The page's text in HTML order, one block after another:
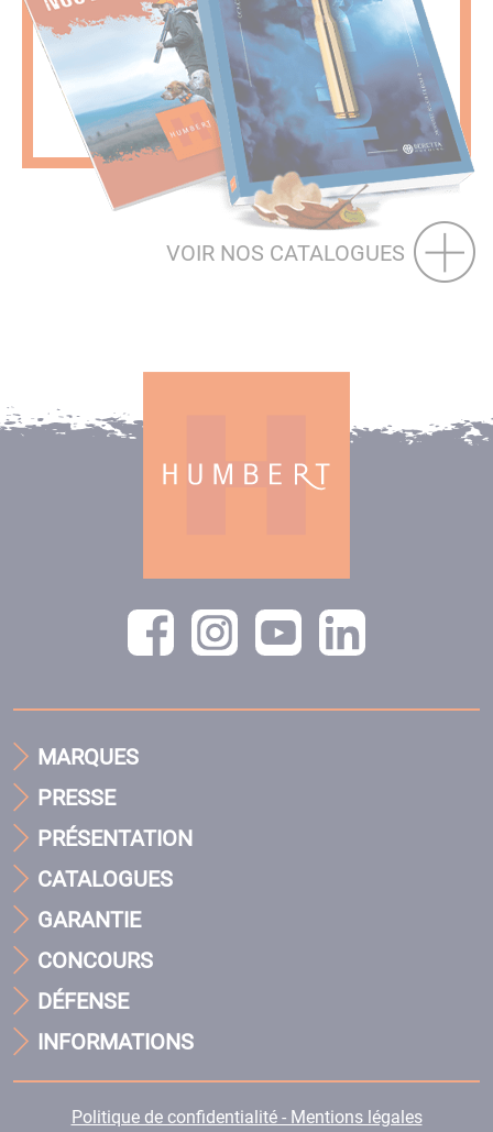
VOIR NOS CATALOGUES
MARQUES
PRESSE
PRÉSENTATION
CATALOGUES
GARANTIE
CONCOURS
DÉFENSE
INFORMATIONS
Politique de confidentialité - Mentions légales